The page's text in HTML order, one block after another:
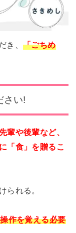
き、 「ごちめ
さい!
輩や後輩など、
「食」を贈るこ
られる。
作を覚える必要